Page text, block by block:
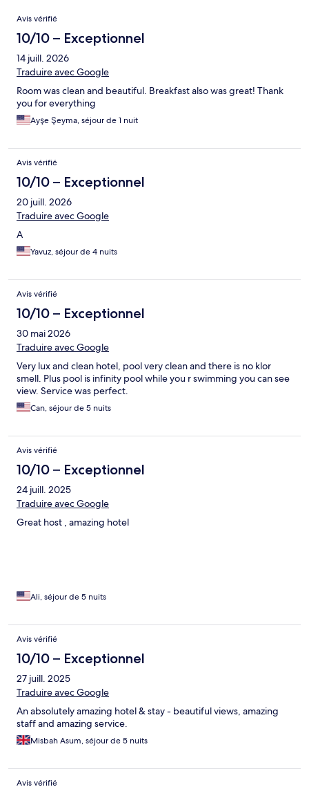
Avis
Avis vérifié
10/10 – Exceptionnel
14 juill. 2026
Traduire avec Google
Room was clean and beautiful. Breakfast also was great! Thank
you for everything
Ayşe Şeyma, séjour de 1 nuit
Avis vérifié
10/10 – Exceptionnel
20 juill. 2026
Traduire avec Google
A
Yavuz, séjour de 4 nuits
Avis vérifié
10/10 – Exceptionnel
30 mai 2026
Traduire avec Google
Very lux and clean hotel, pool very clean and there is no klor
smell. Plus pool is infinity pool while you r swimming you can see
view. Service was perfect.
Can, séjour de 5 nuits
Avis vérifié
10/10 – Exceptionnel
24 juill. 2025
Traduire avec Google
Great host , amazing hotel
Ali, séjour de 5 nuits
Avis vérifié
10/10 – Exceptionnel
27 juill. 2025
Traduire avec Google
An absolutely amazing hotel & stay - beautiful views, amazing
staff and amazing service.
Misbah Asum, séjour de 5 nuits
Avis vérifié